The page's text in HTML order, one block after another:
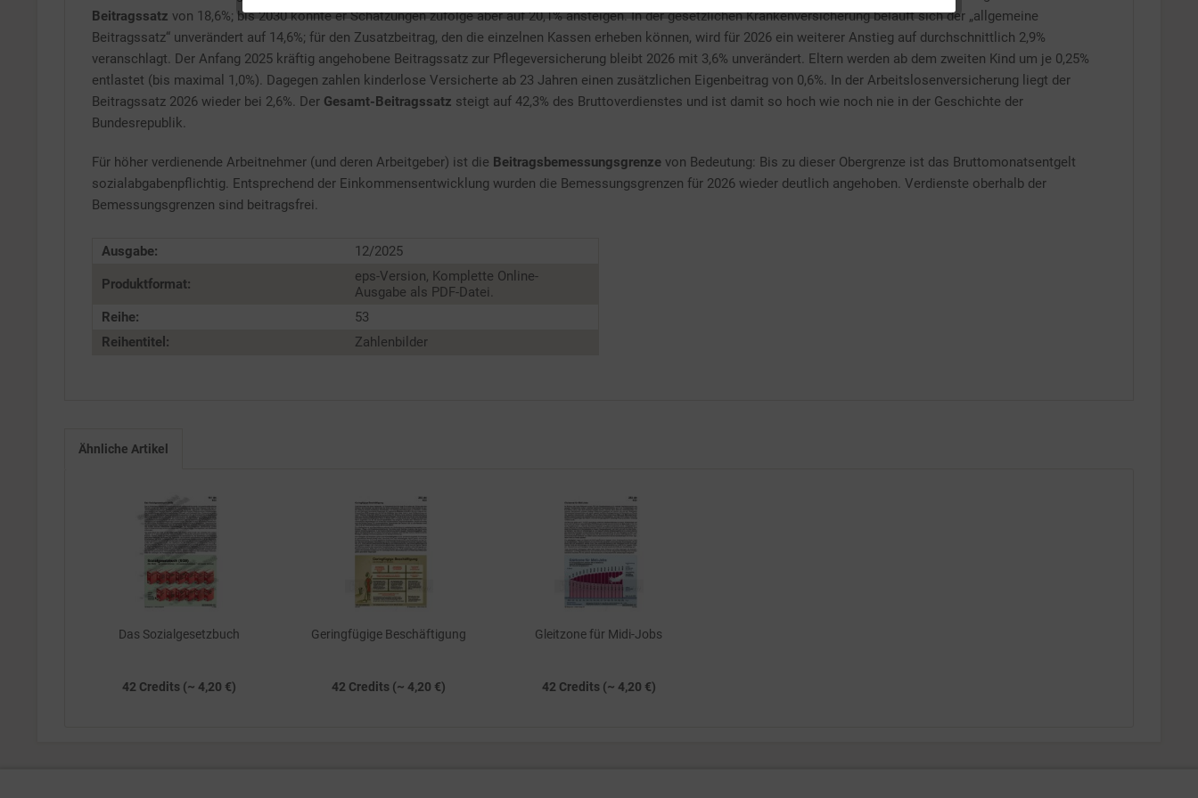
Beitragssatz von 18,6%; bis 2030 könnte er Schätzungen zufolge aber auf 20,1% ansteigen. In der gesetzlichen Krankenversicherung beläuft sich der „allgemeine
Beitragssatz“ unverändert auf 14,6%; für den Zusatzbeitrag, den die einzelnen Kassen erheben können, wird für 2026 ein weiterer Anstieg auf durchschnittlich 2,9%
veranschlagt. Der Anfang 2025 kräftig angehobene Beitragssatz zur Pflegeversicherung bleibt 2026 mit 3,6% unverändert. Eltern werden ab dem zweiten Kind um je 0,25%
entlastet (bis maximal 1,0%). Dagegen zahlen kinderlose Versicherte ab 23 Jahren einen zusätzlichen Eigenbeitrag von 0,6%. In der Arbeitslosenversicherung liegt der
Beitragssatz 2026 wieder bei 2,6%. Der Gesamt-Beitragssatz steigt auf 42,3% des Bruttoverdienstes und ist damit so hoch wie noch nie in der Geschichte der
Bundesrepublik.
Für höher verdienende Arbeitnehmer (und deren Arbeitgeber) ist die Beitragsbemessungsgrenze von Bedeutung: Bis zu dieser Obergrenze ist das Bruttomonatsentgelt
sozialabgabenpflichtig. Entsprechend der Einkommensentwicklung wurden die Bemessungsgrenzen für 2026 wieder deutlich angehoben. Verdienste oberhalb der
Bemessungsgrenzen sind beitragsfrei.
Ausgabe: 12/2025
Produktformat:
eps-Version, Komplette Online-
Ausgabe als PDF-Datei.
Reihe:
53
Reihentitel:
Zahlenbilder
Ähnliche Artikel
Das Sozialgesetzbuch
42 Credits (~ 4,20 €)
Geringfügige Beschäftigung
42 Credits (~ 4,20 €)
Gleitzone für Midi-Jobs
42 Credits (~ 4,20 €)
Service Inaktiv